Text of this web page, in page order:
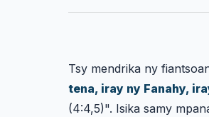
Tsy mendrika ny
tena, iray ny Fanahy,
(4:4,5)". Isika samy